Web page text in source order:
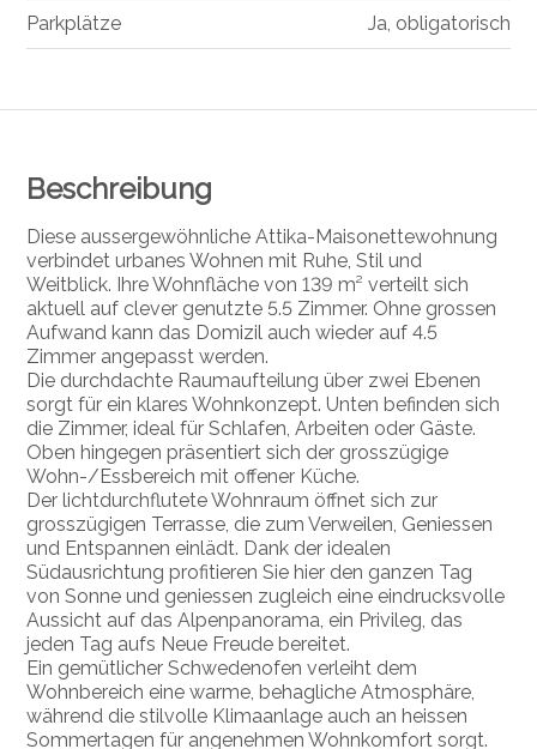
Beschreibung
Diese aussergewöhnliche Attika-Maisonettewohnung
verbindet urbanes Wohnen mit Ruhe, Stil und
Weitblick. Ihre Wohnfläche von 139 m² verteilt sich
aktuell auf clever genutzte 5.5 Zimmer. Ohne grossen
Aufwand kann das Domizil auch wieder auf 4.5
Zimmer angepasst werden.
Die durchdachte Raumaufteilung über zwei Ebenen
sorgt für ein klares Wohnkonzept. Unten befinden sich
die Zimmer, ideal für Schlafen, Arbeiten oder Gäste.
Oben hingegen präsentiert sich der grosszügige
Wohn-/Essbereich mit offener Küche.
Der lichtdurchflutete Wohnraum öffnet sich zur
grosszügigen Terrasse, die zum Verweilen, Geniessen
und Entspannen einlädt. Dank der idealen
Südausrichtung profitieren Sie hier den ganzen Tag
von Sonne und geniessen zugleich eine eindrucksvolle
Aussicht auf das Alpenpanorama, ein Privileg, das
jeden Tag aufs Neue Freude bereitet.
Ein gemütlicher Schwedenofen verleiht dem
Wohnbereich eine warme, behagliche Atmosphäre,
während die stilvolle Klimaanlage auch an heissen
Sommertagen für angenehmen Wohnkomfort sorgt.
Parkplätze Ja, obligatorisch